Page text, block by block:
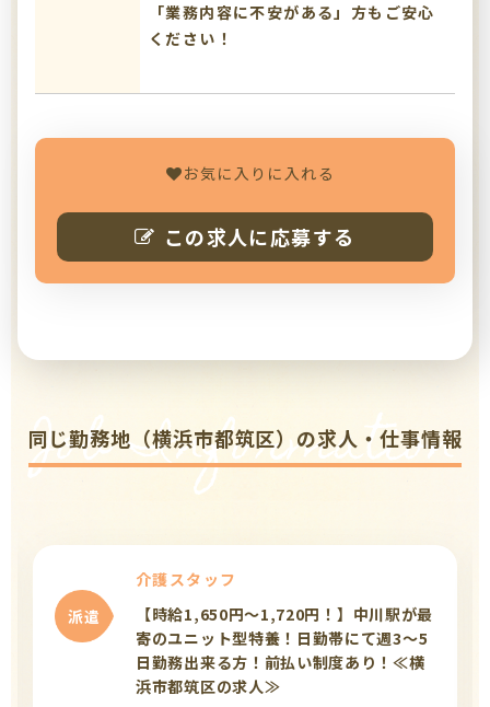
「業務内容に不安がある」方もご安心
ください！
お気に入りに入れる
この求人に応募する
Job Information
同じ勤務地（横浜市都筑区）の求人・仕事情報
派遣
介護スタッフ
【時給1,650円～1,720円！】中川駅が最
寄のユニット型特養！日勤帯にて週3～5
日勤務出来る方！前払い制度あり！≪横
浜市都筑区の求人≫